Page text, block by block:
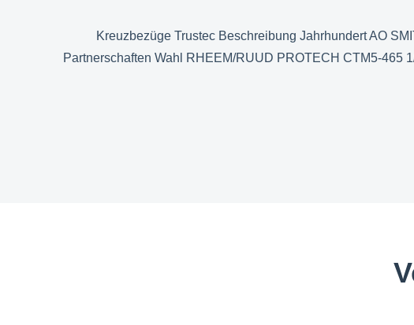
Kreuzbezüge Trustec Beschreibung Jahrhundert AO
Partnerschaften Wahl RHEEM/RUUD PROTECH CTM5-465